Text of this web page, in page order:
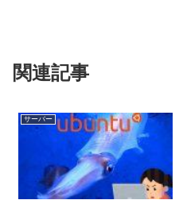
関連記事
サーバー